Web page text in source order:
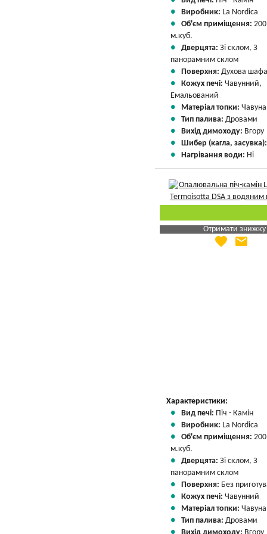
Виробник: La Nordica
Об'єм приміщення:
м.куб.
Дверцята: Зі склом, З
панорамним склом
Поверхня: Духова шафа
Кожух печі: Чавунний,
Емальований
Матеріал топки: Чавуна
Тип палива: Дровами
Вихід димоходу: Вгору
Шибер (кагла,
Нагрівання води: Ні
Отримати знижку
Яка Ваша ціна
favorite email
Характеристики:
Вид печі: Піч - Камін
Виробник: La Nordica
Об'єм приміщення:
м.куб.
Дверцята: Зі склом, З
панорамним склом
Поверхня: Без
Кожух печі: Чавунний
Матеріал топки: Чавуна
Тип палива: Дровами